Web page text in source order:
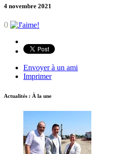
4 novembre 2021
0
Envoyer à un ami
Imprimer
Actualités : À la une